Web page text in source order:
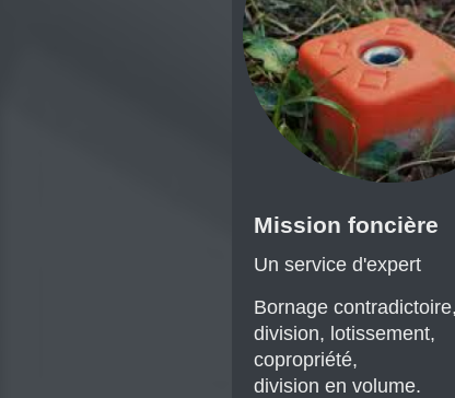
Mission foncière
Un service d'expert
Bornage contradictoire,
division, lotissement,
copropriété,
division en volume.